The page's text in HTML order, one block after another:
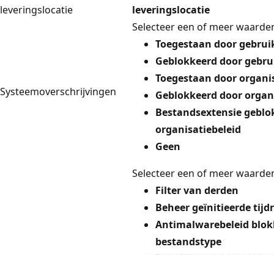
leveringslocatie
leveringslocatie
Systeemoverschrijvingen
Selecteer een of meer
Toegestaan door
Geblokkeerd door
Toegestaan door
Geblokkeerd door
Bestandsextensie
organisatiebeleid
Geen
Selecteer een of meer
Filter van derden
Beheer geïnitieerde
Antimalwarebeleid
bestandstype